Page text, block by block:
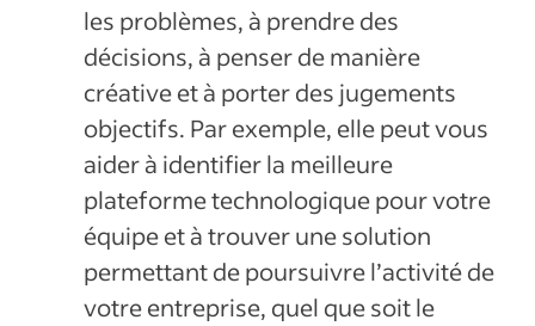
les problèmes, à prendre des
décisions, à penser de manière
créative et à porter des jugements
objectifs. Par exemple, elle peut vous
aider à identifier la meilleure
plateforme technologique pour votre
équipe et à trouver une solution
permettant de poursuivre l’activité de
votre entreprise, quel que soit le